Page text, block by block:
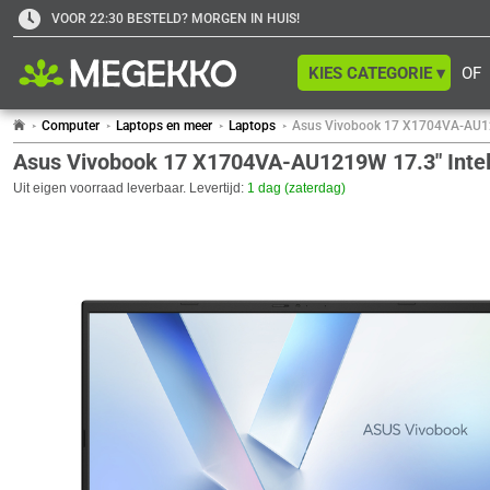
VOOR 22:30 BESTELD? MORGEN IN HUIS!
OF
KIES CATEGORIE ▾
Computer Laptops en meer Laptops Asus Vivobook 17 X1704VA-
Asus Vivobook 17 X1704VA-AU1219W 17.3"
Uit eigen voorraad leverbaar. Levertijd: 1 dag (zaterdag)